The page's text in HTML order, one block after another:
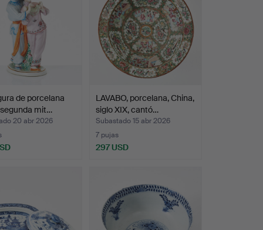
de porcelana
mit…
20 abr 2026
LAVABO, porcelana, China,
siglo XIX, cantó…
Subastado 15 abr 2026
7 pujas
297 USD